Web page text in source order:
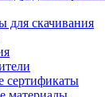
для скачивания
сертификаты